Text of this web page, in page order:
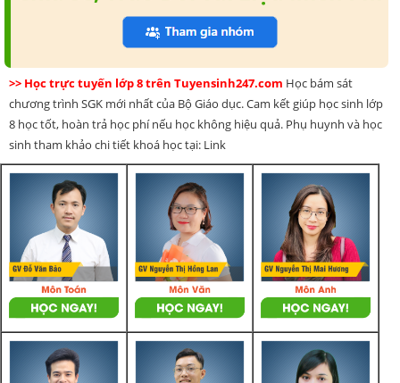
>> Học trực tuyến lớp 8 trên Tuyensinh247.com Học bám sát
chương trình SGK mới nhất của Bộ Giáo dục. Cam kết giúp học sinh lớp
8 học tốt, hoàn trả học phí nếu học không hiệu quả. Phụ huynh và học
sinh tham khảo chi tiết khoá học tại: Link